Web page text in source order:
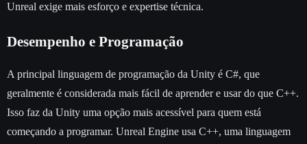
Unreal exige mais esforço e expertise técnica.
Desempenho e Programação
A principal linguagem de programação da Unity é C#, que
geralmente é considerada mais fácil de aprender e usar do que C++.
Isso faz da Unity uma opção mais acessível para quem está
começando a programar. Unreal Engine usa C++, uma linguagem